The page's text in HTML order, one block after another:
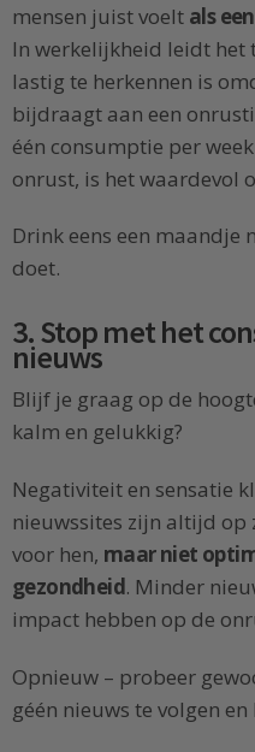
mensen juist voelt als
In werkelijkheid leidt het
lastig te herkennen is
bijdraagt aan een
één consumptie per
onrust, is het waardevol
Drink eens een maandje
doet.
3. Stop met het
nieuws
Blijf je graag op de
kalm en gelukkig?
Negativiteit en sensatie
nieuwssites zijn altijd op
voor hen, maar niet
gezondheid. Minder
impact hebben op de
Opnieuw – probeer
géén nieuws te volgen